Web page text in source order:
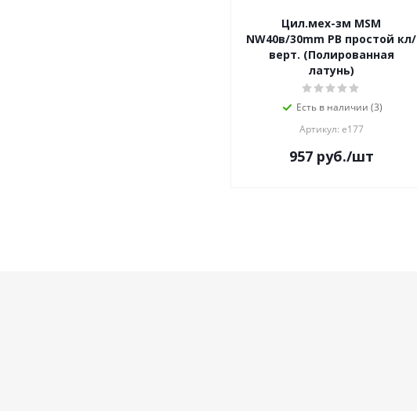
Цил.мех-зм MSM
NW40в/30mm PB простой кл/
верт. (Полированная
латунь)
Есть в наличии (3)
Артикул: е177
957руб./шт